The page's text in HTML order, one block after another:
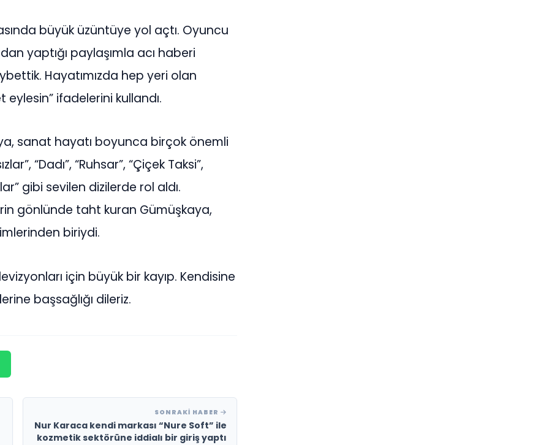
büyük üzüntüye yol açtı. Oyuncu
yaptığı paylaşımla acı haberi
Hayatımızda hep yeri olan
ifadelerini kullandı.
sanat hayatı boyunca birçok önemli
“Dadı”, “Ruhsar”, “Çiçek Taksi”,
gibi sevilen dizilerde rol aldı.
gönlünde taht kuran Gümüşkaya,
biriydi.
için büyük bir kayıp. Kendisine
başsağlığı dileriz.
SONRAKI HABER
Nur Karaca kendi markası “Nure Soft” ile
kozmetik sektörüne iddialı bir giriş yaptı